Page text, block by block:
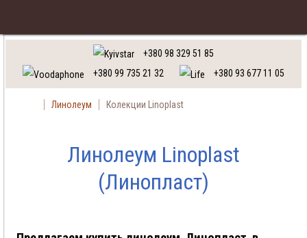
+380 98 329 51 85
+380 99 735 21 32
+380 93 677 11 05
Линолеум Колекции Linoplast
Линолеум Linoplast
(Линопласт)